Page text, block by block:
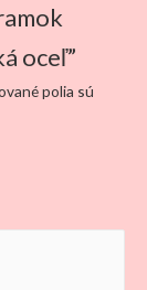
oceľ”
polia sú